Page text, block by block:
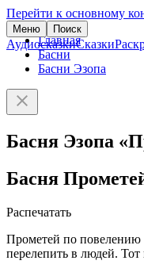
Перейти к основному
Меню Поиск
АудиосказкиСказки
Главная
Басни
Басни Эзопа
Басня Эзопа
Басня
Распечатать
Прометей по повелению
перелепить в людей.